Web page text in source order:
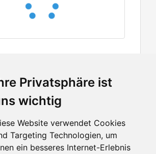
Privatsphäre ist
wichtig
Website verwendet Cookies
Targeting Technologien, um
ein besseres Internet-Erlebnis
found